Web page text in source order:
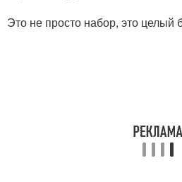
Это не просто набор, это целый